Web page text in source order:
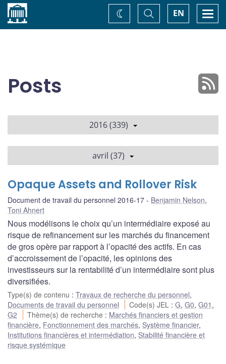
Accueil EN
Basculer
la
recherche
Changez
de
Posts
2016 (339)
avril (37)
Opaque Assets and Rollover Risk
Document de travail du personnel 2016-17 Benjamin Nelson,
Toni Ahnert
Nous modélisons le choix qu’un intermédiaire exposé au
risque de refinancement sur les marchés du financement
de gros opère par rapport à l’opacité des actifs. En cas
d’accroissement de l’opacité, les opinions des
investisseurs sur la rentabilité d’un intermédiaire sont plus
diversifiées.
Type(s) de contenu : Travaux de recherche du personnel,
Documents de travail du personnel
Code(s) JEL :G,G0,G01 ,
G2
Thème(s) de recherche : Marchés financiers et gestion
financière, Fonctionnement des marchés, Système financier,
Institutions financières et intermédiation, Stabilité financière et
risque systémique